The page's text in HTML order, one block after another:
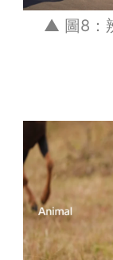
▲ 圖8：